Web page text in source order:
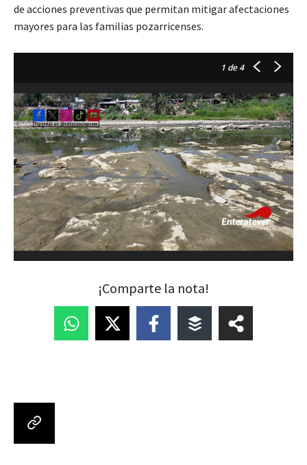
de acciones preventivas que permitan mitigar afectaciones
mayores para las familias pozarricenses.
1 de 4
¡Comparte la nota!